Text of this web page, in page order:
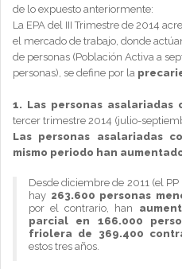
de lo expuesto anteriormente:
La EPA del III Trimestre de 2014
el mercado de trabajo, donde
de personas (Población Activa a
personas), se define por la
1. Las personas asalariadas
tercer trimestre 2014 (julio-
Las personas asalariadas
mismo periodo han
Desde diciembre de 2011 (el
hay 263.600 personas
por el contrario, han
parcial en 166.000
friolera de 369.400
estos tres años.